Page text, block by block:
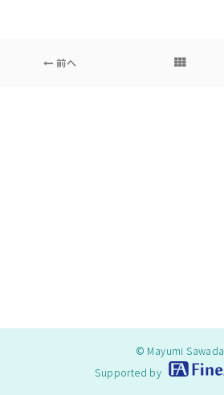
前へ
© Mayumi Sawada
Supported by